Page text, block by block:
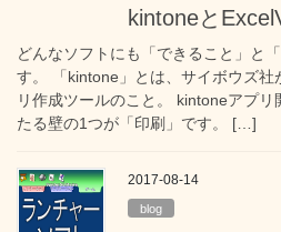
kintoneと
どんなソフトにも「できること」と
す。 「kintone」とは、サイボウズ
リ作成ツールのこと。 kintoneアプ
たる壁の1つが「印刷」です。 […]
2017-08-14
blog